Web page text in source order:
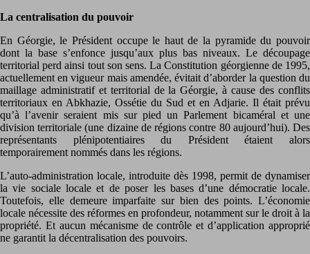
La centralisation du pouvoir
En Géorgie, le Président occupe le haut de la pyramide du pouvoir
dont la base s’enfonce jusqu’aux plus bas niveaux. Le découpage
territorial perd ainsi tout son sens. La Constitution géorgienne de 1995,
actuellement en vigueur mais amendée, évitait d’aborder la question du
maillage administratif et territorial de la Géorgie, à cause des conflits
territoriaux en Abkhazie, Ossétie du Sud et en Adjarie. Il était prévu
qu’à l’avenir seraient mis sur pied un Parlement bicaméral et une
division territoriale (une dizaine de régions contre 80 aujourd’hui). Des
représentants plénipotentiaires du Président étaient alors
temporairement nommés dans les régions.
L’auto-administration locale, introduite dès 1998, permit de dynamiser
la vie sociale locale et de poser les bases d’une démocratie locale.
Toutefois, elle demeure imparfaite sur bien des points. L’économie
locale nécessite des réformes en profondeur, notamment sur le droit à la
propriété. Et aucun mécanisme de contrôle et d’application approprié
ne garantit la décentralisation des pouvoirs.